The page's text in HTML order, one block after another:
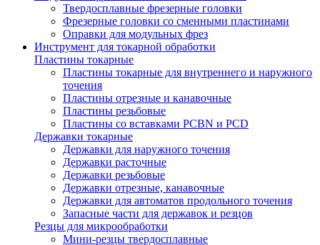
Твердосплавные фрезерные головки
Фрезерные головки со сменными пластинами
Оправки для модульных фрез
Инструмент для токарной обработки
Пластины токарные
Пластины токарные для внутреннего и наружного
точения
Пластины отрезные и канавочные
Пластины резьбовые
Пластины со вставками PCBN и PCD
Державки токарные
Державки для наружного точения
Державки расточные
Державки резьбовые
Державки отрезные, канавочные
Державки для автоматов продольного точения
Запасные части для державок и резцов
Резцы для микрообработки
Мини-резцы твердосплавные